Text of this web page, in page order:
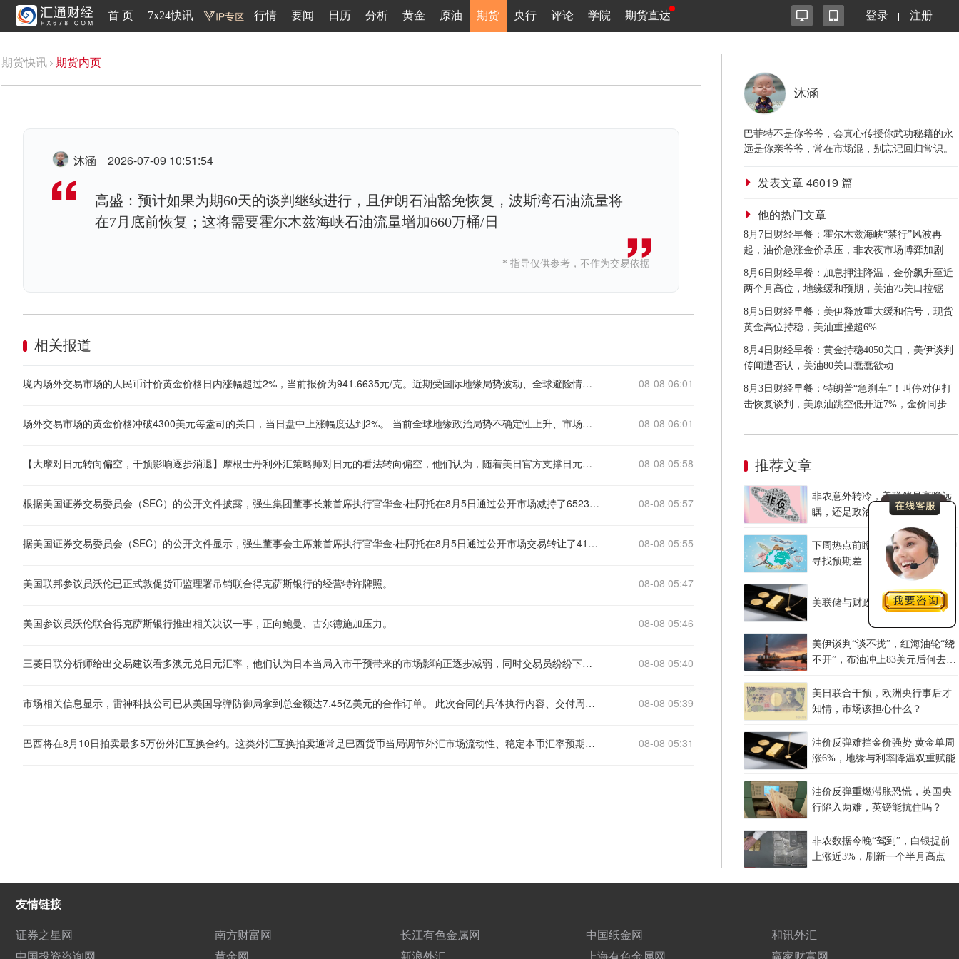
首 页 7x24快讯 行情 要闻 日历 分析 黄金 原油 期货 央行 评论 学院 期货直达 登录 注册
期货快讯 期货内页
沐涵 2026-07-09 10:51:54
高盛：预计如果为期60天的谈判继续进行，且伊朗石油豁免恢复，波斯湾石油流量将
在7月底前恢复；这将需要霍尔木兹海峡石油流量增加660万桶/日
* 指导仅供参考，不作为交易依据
相关报道
境内场外交易市场的人民币计价黄金价格日内涨幅超过2%，当前报价为941.6635元/克。近期受国际地缘局势波动、全球避险情绪升温以及市场对货币政策调整预期等多重因素影响，贵金属市场整体走势偏强，黄金的抗通胀、避险属性进一步凸显，也带动了国内相关黄金品类的交易热度提升。 08-08 06:01
场外交易市场的黄金价格冲破4300美元每盎司的关口，当日盘中上涨幅度达到2%。 当前全球地缘政治局势不确定性上升、市场对主要经济体货币政策转向的预期持续升温，是近期黄金价格不断走高的核心支撑因素。黄金作为传统的避险保值资产，在通胀压力、市场波动加剧的背景下，往往会受到全球投资者的追捧，后续金价走势仍会受到美联储政策表态、国际地缘事件进展、美元指数波动等多重因素的共同影响。 08-08 06:01
【大摩对日元转向偏空，干预影响逐步消退】摩根士丹利外汇策略师对日元的看法转向偏空，他们认为，随着美日官方支撑日元汇率的举措效果被证实较为短暂，后续日元会逐步走弱。相关部门联手托底日元只是短暂提升了日元的市场需求，并没有扭转其长期下行的走势。基于此，策略师在保持中性立场的同时，调整为偏空的倾向。“除非后续再次出台联合汇市干预措施，不然我们预计美元/日元将逐步上行，”David Adams、Andrew Watrous和Molly Nickolin在周五发布的报告中写道。 08-08 05:58
根据美国证券交易委员会（SEC）的公开文件披露，强生集团董事长兼首席执行官华金·杜阿托在8月5日通过公开市场减持了6523股强生公司的普通股，本次交易的平均成交价格约为每股258.739美元。 08-08 05:57
据美国证券交易委员会（SEC）的公开文件显示，强生董事会主席兼首席执行官华金·杜阿托在8月5日通过公开市场交易转让了41957股强生公司股票，本次交易的平均成交价格约为每股258.056美元。 08-08 05:55
美国联邦参议员沃伦已正式敦促货币监理署吊销联合得克萨斯银行的经营特许牌照。 08-08 05:47
美国参议员沃伦联合得克萨斯银行推出相关决议一事，正向鲍曼、古尔德施加压力。 08-08 05:46
三菱日联分析师给出交易建议看多澳元兑日元汇率，他们认为日本当局入市干预带来的市场影响正逐步减弱，同时交易员纷纷下调美联储加息预期的背景，正明显优化了套息交易的操作环境。 “我们判断澳元/日元会逐步回补此前受干预影响形成的跌幅，当前基本面还没有出现能够支撑日元持续走强的实质性变化，”三菱日联（MUFG）分析师Derek Halpenny、Lee Hardman和Abdul-Ahad Lockhart在研报中指出。团队将澳元/日元的目标价位设置在114.50，同时把止损位设定为109.20。 “美国公布的7月非农就业数据不及市场预期，压低了市场对美联储后续继续加息的预判，也缓解了金融市场稳定面临的一大核心风险，”分析师们表示，“基于此，当前的市场环境整体对套息交易仍然友好，为澳元这类G10高收益货币的需求形成了有力支撑。 08-08 05:40
市场相关信息显示，雷神科技公司已从美国导弹防御局拿到总金额达7.45亿美元的合作订单。 此次合同的具体执行内容、交付周期等细则目前暂未对外公开更多信息，后续相关方可能会就项目推进情况公布进一步的说明。 08-08 05:39
巴西将在8月10日拍卖最多5万份外汇互换合约。这类外汇互换拍卖通常是巴西货币当局调节外汇市场流动性、稳定本币汇率预期的常用政策工具，后续拍卖的参与情况、最终成交规模也会对当地短期外汇市场走势产生相应影响。 08-08 05:31
沐涵
巴菲特不是你爷爷，会真心传授你武功秘籍的永
远是你亲爷爷，常在市场混，别忘记回归常识。
发表文章46019 篇
他的热门文章
8月7日财经早餐：霍尔木兹海峡“禁行”风波再
起，油价急涨金价承压，非农夜市场博弈加剧
8月6日财经早餐：加息押注降温，金价飙升至近
两个月高位，地缘缓和预期，美油75关口拉锯
8月5日财经早餐：美伊释放重大缓和信号，现货
黄金高位持稳，美油重挫超6%
8月4日财经早餐：黄金持稳4050关口，美伊谈判
传闻遭否认，美油80关口蠢蠢欲动
8月3日财经早餐：特朗普“急刹车”！叫停对伊打
击恢复谈判，美原油跳空低开近7%，金价同步承
推荐文章
非农意外转冷，美联储是高瞻远
瞩，还是政治默契？
下周热点前瞻：CPI与恐怖数据中
寻找预期差
美联储与财政部的通胀债务困局
美伊谈判“谈不拢”，红海油轮“绕
不开”，布油冲上83美元后何去何
美日联合干预，欧洲央行事后才
知情，市场该担心什么？
油价反弹难挡金价强势 黄金单周
涨6%，地缘与利率降温双重赋能
油价反弹重燃滞胀恐慌，英国央
行陷入两难，英镑能抗住吗？
非农数据今晚“驾到”，白银提前
上涨近3%，刷新一个半月高点
友情链接
证券之星网
南方财富网 长江有色金属网 中国纸金网
和讯外汇